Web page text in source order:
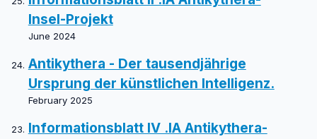
Insel-Projekt
June 2024
Antikythera - Der tausendjährige
Ursprung der künstlichen Intelligenz.
February 2025
Informationsblatt IV .IA Antikythera-